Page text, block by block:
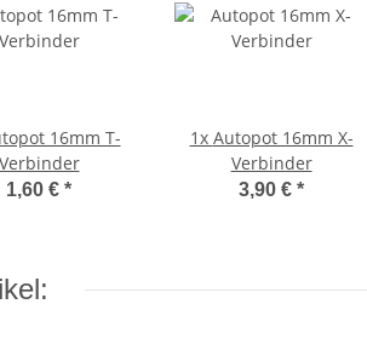
16mm T-
Verbinder
1,60 € *
1x Autopot 16mm X-
Verbinder
3,90 € *